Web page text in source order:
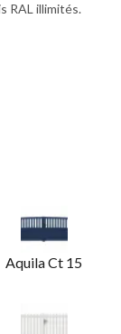
RAL illimités.
Aquila Ct 15